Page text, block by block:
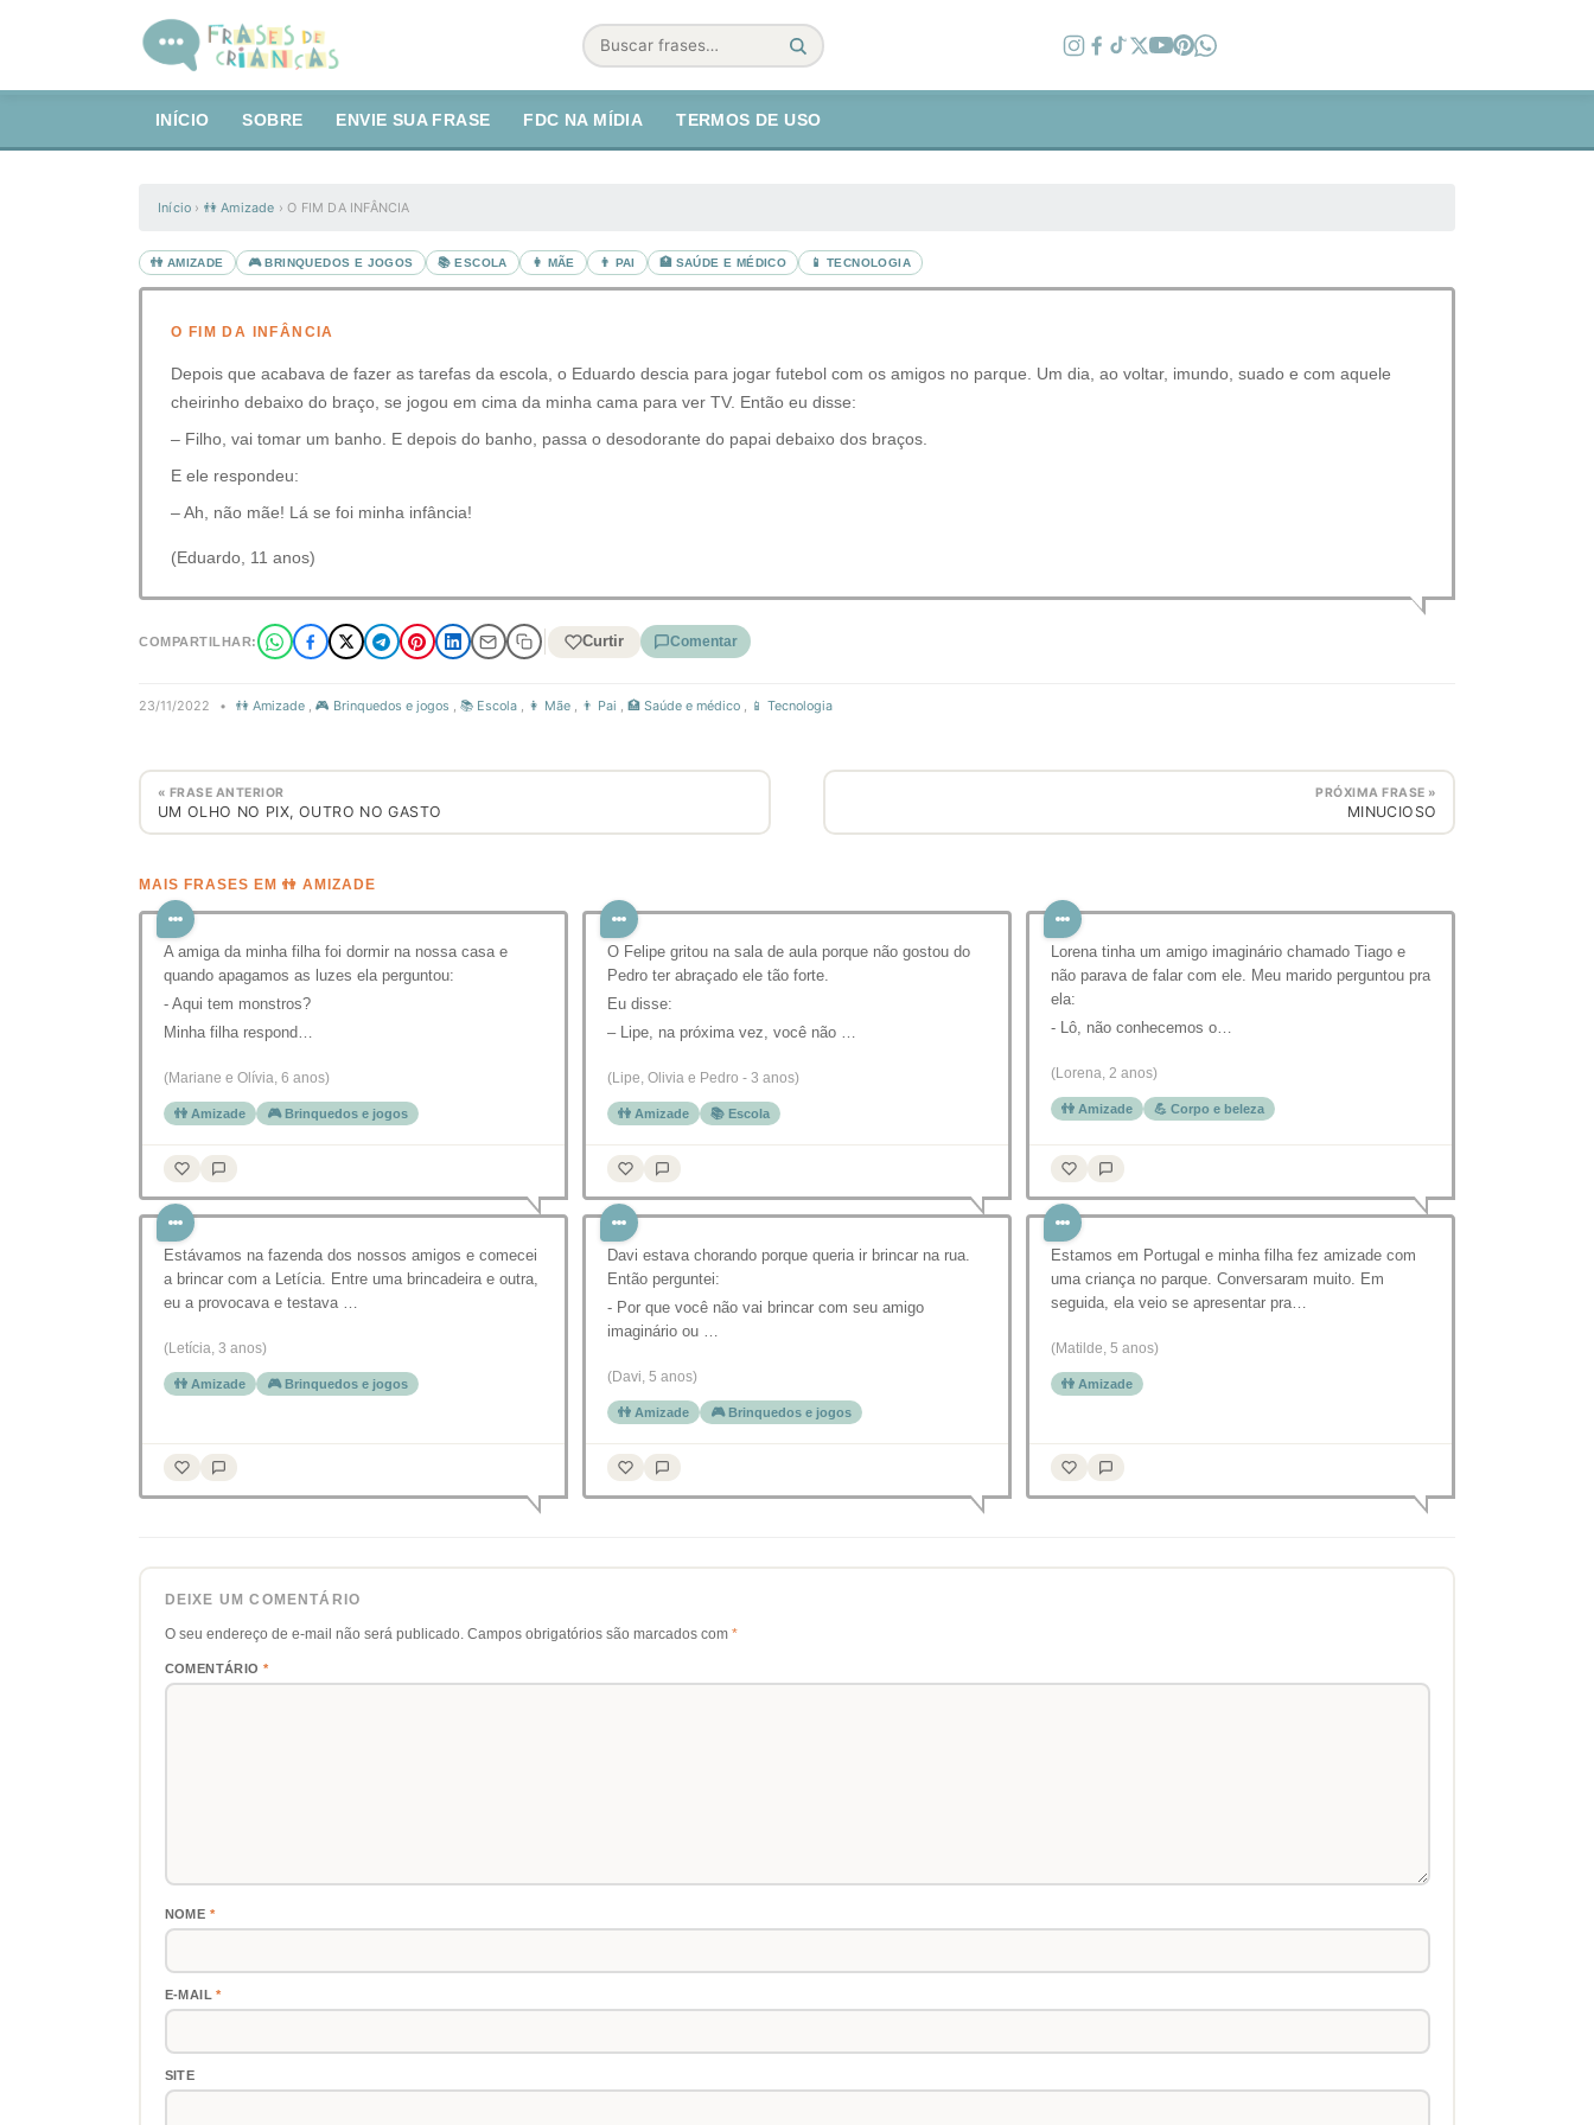
Buscar
INÍCIO SOBRE ENVIE SUA FRASE FDC NA MÍDIA TERMOS DE USO
Início › 👫 Amizade ›O FIM DA INFÂNCIA
👫 AMIZADE 🎮 BRINQUEDOS E JOGOS 📚 ESCOLA 👩 MÃE 👨 PAI 🏥 SAÚDE E MÉDICO 📱 TECNOLOGIA
O FIM DA INFÂNCIA
Depois que acabava de fazer as tarefas da escola, o Eduardo descia para jogar futebol com os amigos no parque. Um dia, ao voltar, imundo, suado e com aquele
cheirinho debaixo do braço, se jogou em cima da minha cama para ver TV. Então eu disse:
– Filho, vai tomar um banho. E depois do banho, passa o desodorante do papai debaixo dos braços.
E ele respondeu:
– Ah, não mãe! Lá se foi minha infância!
(Eduardo, 11 anos)
COMPARTILHAR: Curtir Comentar
23/11/2022 • 👫 Amizade , 🎮 Brinquedos e jogos , 📚 Escola , 👩 Mãe , 👨 Pai , 🏥 Saúde e médico , 📱 Tecnologia
« FRASE ANTERIOR
UM OLHO NO PIX, OUTRO NO GASTO
PRÓXIMA FRASE »
MINUCIOSO
MAIS FRASES EM 👫 AMIZADE
A amiga da minha filha foi dormir na nossa casa e
quando apagamos as luzes ela perguntou:
- Aqui tem monstros?
Minha filha respond…
(Mariane e Olívia, 6 anos)
👫 Amizade 🎮 Brinquedos e jogos
O Felipe gritou na sala de aula porque não gostou do
Pedro ter abraçado ele tão forte.
Eu disse:
– Lipe, na próxima vez, você não …
(Lipe, Olivia e Pedro - 3 anos)
👫 Amizade 📚 Escola
Lorena tinha um amigo imaginário chamado Tiago e
não parava de falar com ele. Meu marido perguntou pra
ela:
- Lô, não conhecemos o…
(Lorena, 2 anos)
👫 Amizade 💪 Corpo e beleza
Estávamos na fazenda dos nossos amigos e comecei
a brincar com a Letícia. Entre uma brincadeira e outra,
eu a provocava e testava …
(Letícia, 3 anos)
👫 Amizade 🎮 Brinquedos e jogos
Davi estava chorando porque queria ir brincar na rua.
Então perguntei:
- Por que você não vai brincar com seu amigo
imaginário ou …
(Davi, 5 anos)
👫 Amizade 🎮 Brinquedos e jogos
Estamos em Portugal e minha filha fez amizade com
uma criança no parque. Conversaram muito. Em
seguida, ela veio se apresentar pra…
(Matilde, 5 anos)
👫 Amizade
DEIXE UM COMENTÁRIO
O seu endereço de e-mail não será publicado. Campos obrigatórios são marcados com *
COMENTÁRIO *
NOME *
E-MAIL*
SITE